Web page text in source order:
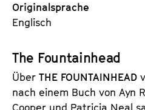
Originalsprache
Englisch
The Fountainhead
Über THE FOUNTAINHEAD
nach einem Buch von Ayn
Cooper und Patricia Neal